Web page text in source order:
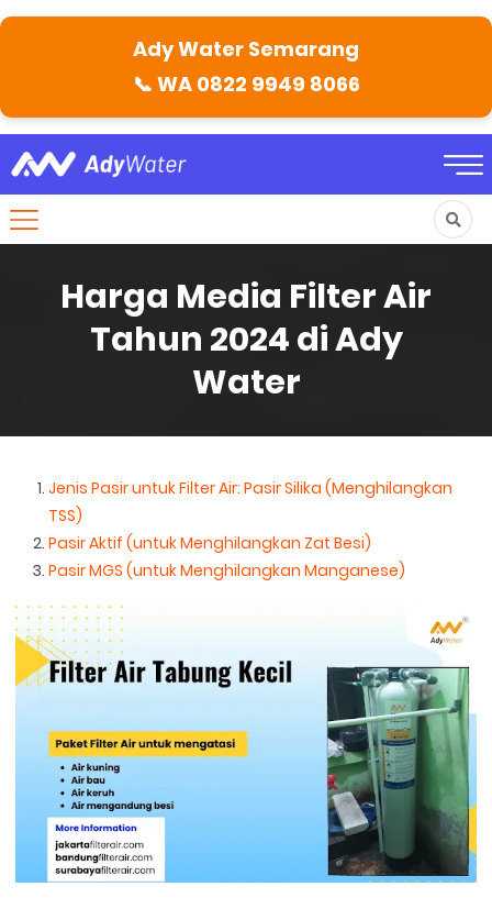
Ady Water Semarang
📞 WA 0822 9949 8066
Harga Media Filter Air
Tahun 2024 di Ady
Water
Jenis Pasir untuk Filter Air: Pasir Silika (Menghilangkan
TSS)
Pasir Aktif (untuk Menghilangkan Zat Besi)
Pasir MGS (untuk Menghilangkan Manganese)